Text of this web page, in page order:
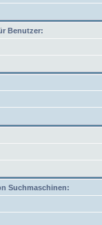
Benutzer:
Suchmaschinen: